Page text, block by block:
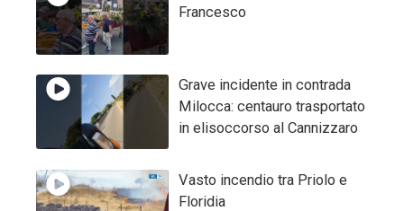
Francesco
Grave incidente in contrada
Milocca: centauro trasportato
in elisoccorso al Cannizzaro
Vasto incendio tra Priolo e
Floridia